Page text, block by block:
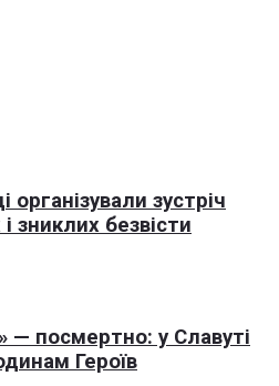
організували зустріч
зниклих безвісти
— посмертно: у Славуті
Героїв